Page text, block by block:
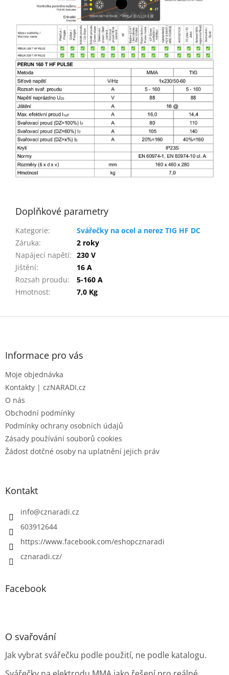
Doplňkové parametry
Kategorie:
Svářečky na ocel a nerez TIG HF DC
Záruka:
2 roky
Napájecí napětí: 230 V
Jištění:
16 A
Rozsah proudu:
5-160 A
Hmotnost: 7,0 Kg
Z
Informace pro vás
Moje objednávka
Kontakty | czNARADI.cz
O nás
Obchodní podmínky
Podmínky ochrany osobních údajů
Zásady používání souborů cookies
Žádost dotčné osoby na uplatnění jejich práv
Kontakt
info@cznaradi.cz
603912644
https://www.facebook.com/eshopcznaradi
cznaradi.cz/
Facebook
O svařování
Jak vybrat svářečku podle použití, ne podle katalogu.